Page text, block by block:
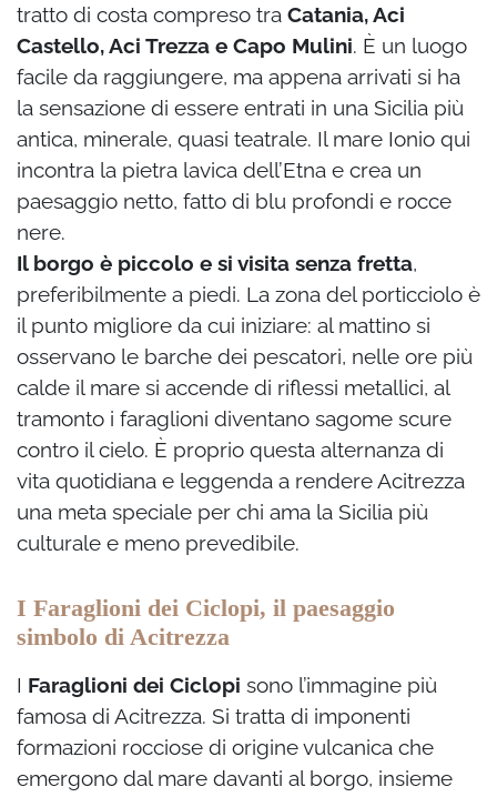
tratto di costa compreso tra Catania, Aci
Castello, Aci Trezza e Capo Mulini. È un luogo
facile da raggiungere, ma appena arrivati si ha
la sensazione di essere entrati in una Sicilia più
antica, minerale, quasi teatrale. Il mare Ionio qui
incontra la pietra lavica dell’Etna e crea un
paesaggio netto, fatto di blu profondi e rocce
nere.
Il borgo è piccolo e si visita senza fretta,
preferibilmente a piedi. La zona del porticciolo è
il punto migliore da cui iniziare: al mattino si
osservano le barche dei pescatori, nelle ore più
calde il mare si accende di riflessi metallici, al
tramonto i faraglioni diventano sagome scure
contro il cielo. È proprio questa alternanza di
vita quotidiana e leggenda a rendere Acitrezza
una meta speciale per chi ama la Sicilia più
culturale e meno prevedibile.
I Faraglioni dei Ciclopi, il paesaggio
simbolo di Acitrezza
I Faraglioni dei Ciclopi sono l’immagine più
famosa di Acitrezza. Si tratta di imponenti
formazioni rocciose di origine vulcanica che
emergono dal mare davanti al borgo, insieme